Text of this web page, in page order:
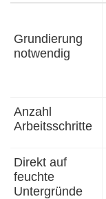
Grundierung
notwendig
Anzahl
Arbeitsschritte
Direkt auf
feuchte
Untergründe